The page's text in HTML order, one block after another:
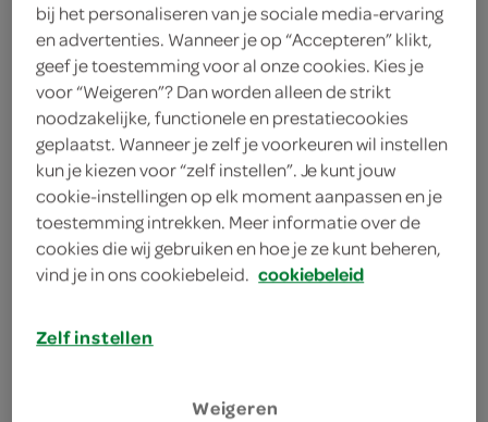
Let op: aanbiedingen zijn niet zichtbaar bij de
producten, maar worden wél automatisch
verwerkt in de winkelmand.
daar trommel je g'woon iedereen voor op!
met chocoladesmaak
heerlijk smeuïg
bij het personaliseren van je sociale media-ervaring
en advertenties. Wanneer je op “Accepteren” klikt,
geef je toestemming voor al onze cookies. Kies je
voor “Weigeren”? Dan worden alleen de strikt
noodzakelijke, functionele en prestatiecookies
geplaatst. Wanneer je zelf je voorkeuren wil instellen
kun je kiezen voor “zelf instellen”. Je kunt jouw
cookie-instellingen op elk moment aanpassen en je
toestemming intrekken. Meer informatie over de
cookies die wij gebruiken en hoe je ze kunt beheren,
vind je in ons cookiebeleid. cookiebeleid
Zelf instellen
Weigeren